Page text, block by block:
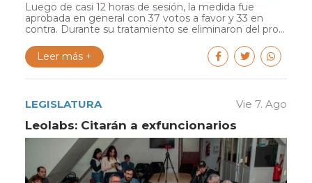
Luego de casi 12 horas de sesión, la medida fue
aprobada en general con 37 votos a favor y 33 en
contra. Durante su tratamiento se eliminaron del pro...
Leer más +
LEGISLATURA Vie 7. Ago
Leolabs: Citarán a exfuncionarios